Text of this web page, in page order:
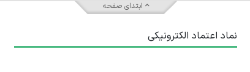
ابتدای صفحه
نماد اعتماد الکترونیکی